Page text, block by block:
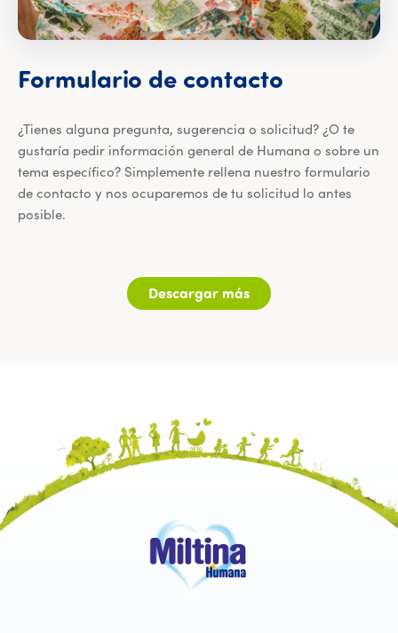
Formulario de contacto
¿Tienes alguna pregunta, sugerencia o solicitud? ¿O te
gustaría pedir información general de Humana o sobre un
tema específico? Simplemente rellena nuestro formulario
de contacto y nos ocuparemos de tu solicitud lo antes
posible.
Soy
Descargar más